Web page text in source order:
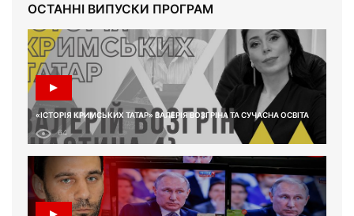
ОСТАННІ ВИПУСКИ ПРОГРАМ
«ІСТОРІЯ КРИМСЬКИХ ТАТАР» ВАЛЕРІЯ ВОЗГРІНА ТА СУЧАСНА ОСВІТА
64